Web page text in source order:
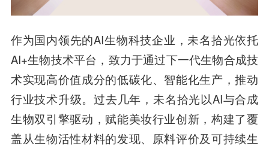
作为国内领先的AI生物科技企业，未名拾光依托
AI+生物技术平台，致力于通过下一代生物合成技
术实现高价值成分的低碳化、智能化生产，推动
行业技术升级。过去几年，未名拾光以AI与合成
生物双引擎驱动，赋能美妆行业创新，构建了覆
盖从生物活性材料的发现、原料评价及可持续生